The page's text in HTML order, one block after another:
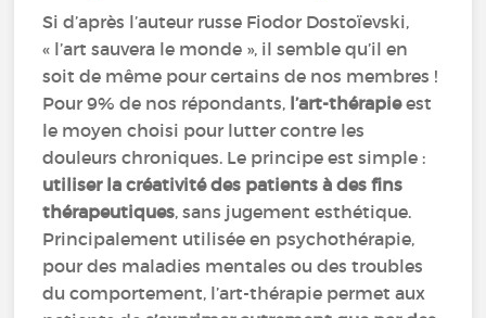
Si d’après l’auteur russe Fiodor Dostoïevski,
« l’art sauvera le monde », il semble qu’il en
soit de même pour certains de nos membres !
Pour 9% de nos répondants, l’art-thérapieest
le moyen choisi pour lutter contre les
douleurs chroniques. Le principe est simple :
utiliser la créativité des patients à des fins
thérapeutiques, sans jugement esthétique.
Principalement utilisée en psychothérapie,
pour des maladies mentales ou des troubles
du comportement, l’art-thérapie permet aux